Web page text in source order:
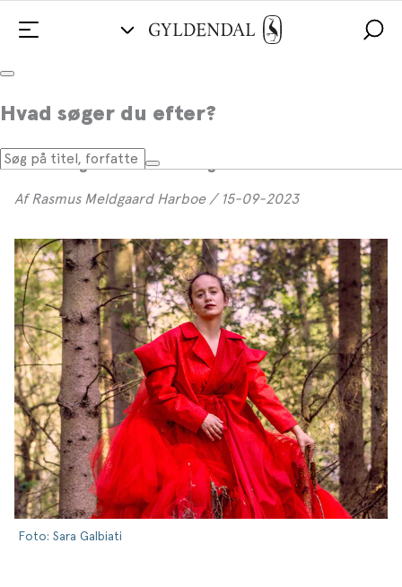
Hvad søger du efter?
Voksbarnet fortæller
I sin nye roman fortæller Olga Ravn en historie om
skandinavisk folketro og trolddomsprocesser i
Danmark gennem et 400 år gammelt voksbarn.
Af Rasmus Meldgaard Harboe / 15-09-2023
Foto: Sara Galbiati